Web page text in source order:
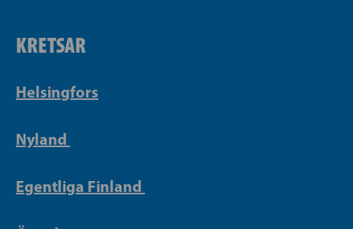
KRETSAR
Helsingfors
Nyland
Egentliga Finland